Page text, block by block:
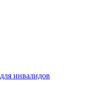
инвалидов